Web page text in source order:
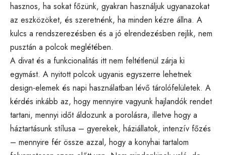
hasznos, ha sokat főzünk, gyakran használjuk ugyanazokat
az eszközöket, és szeretnénk, ha minden kézre állna. A
kulcs a rendszerezésben és a jó elrendezésben rejlik, nem
pusztán a polcok meglétében.
A divat és a funkcionalitás itt nem feltétlenül zárja ki
egymást. A nyitott polcok ugyanis egyszerre lehetnek
design-elemek és napi használatban lévő tárolófelületek. A
kérdés inkább az, hogy mennyire vagyunk hajlandók rendet
tartani, mennyi időt áldozunk a porolásra, illetve hogy a
háztartásunk stílusa – gyerekek, háziállatok, intenzív főzés
– mennyire fér össze azzal, hogy a konyhai tartalom